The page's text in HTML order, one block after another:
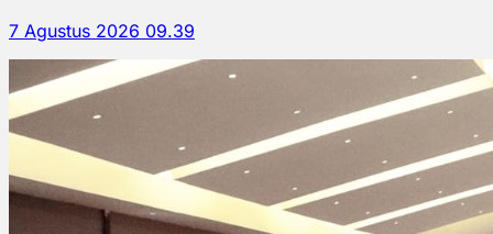
7 Agustus 2026 09.39